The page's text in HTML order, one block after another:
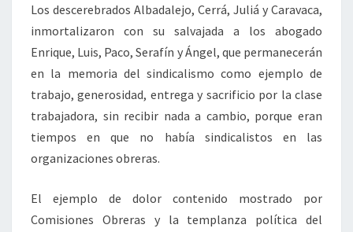
Los descerebrados Albadalejo, Cerrá, Juliá y Caravaca,
inmortalizaron con su salvajada a los abogado
Enrique, Luis, Paco, Serafín y Ángel, que permanecerán
en la memoria del sindicalismo como ejemplo de
trabajo, generosidad, entrega y sacrificio por la clase
trabajadora, sin recibir nada a cambio, porque eran
tiempos en que no había sindicalistos en las
organizaciones obreras.
El ejemplo de dolor contenido mostrado por
Comisiones Obreras y la templanza política del